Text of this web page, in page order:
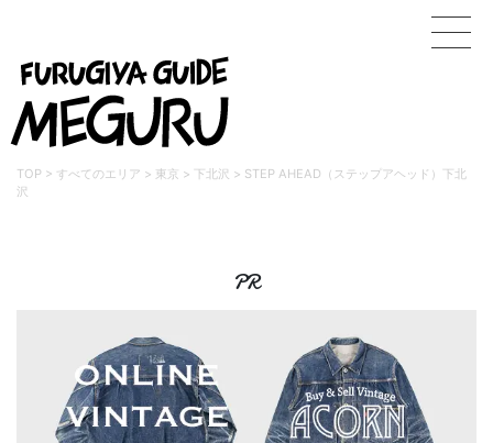
TOP > すべてのエリア > 東京 > 下北沢 > STEP AHEAD（ステップアヘッド）下北
沢
PR